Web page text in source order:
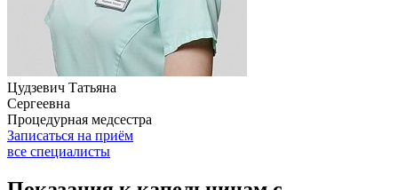
Цудзевич Татьяна
Сергеевна
Процедурная медсестра
Записаться на приём
все специалисты